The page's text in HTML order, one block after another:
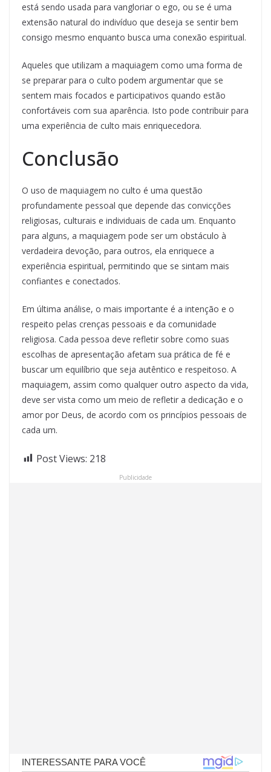
está sendo usada para vangloriar o ego, ou se é uma
extensão natural do indivíduo que deseja se sentir bem
consigo mesmo enquanto busca uma conexão espiritual.
Aqueles que utilizam a maquiagem como uma forma de
se preparar para o culto podem argumentar que se
sentem mais focados e participativos quando estão
confortáveis com sua aparência. Isto pode contribuir para
uma experiência de culto mais enriquecedora.
Conclusão
O uso de maquiagem no culto é uma questão
profundamente pessoal que depende das convicções
religiosas, culturais e individuais de cada um. Enquanto
para alguns, a maquiagem pode ser um obstáculo à
verdadeira devoção, para outros, ela enriquece a
experiência espiritual, permitindo que se sintam mais
confiantes e conectados.
Em última análise, o mais importante é a intenção e o
respeito pelas crenças pessoais e da comunidade
religiosa. Cada pessoa deve refletir sobre como suas
escolhas de apresentação afetam sua prática de fé e
buscar um equilíbrio que seja autêntico e respeitoso. A
maquiagem, assim como qualquer outro aspecto da vida,
deve ser vista como um meio de refletir a dedicação e o
amor por Deus, de acordo com os princípios pessoais de
cada um.
Post Views: 218
Publicidade